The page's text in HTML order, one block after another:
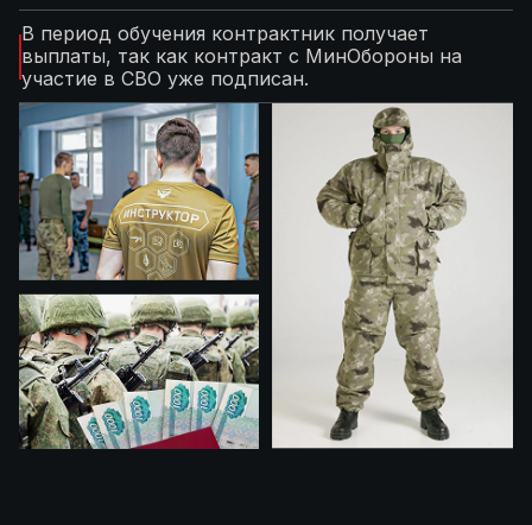
В период обучения контрактник получает
выплаты, так как контракт с МинОбороны на
участие в СВО уже подписан.